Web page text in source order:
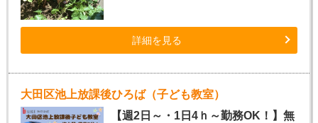
詳細を見る
大田区池上放課後ひろば（子ども教室）
【週2日～・1日4ｈ～勤務OK！】無